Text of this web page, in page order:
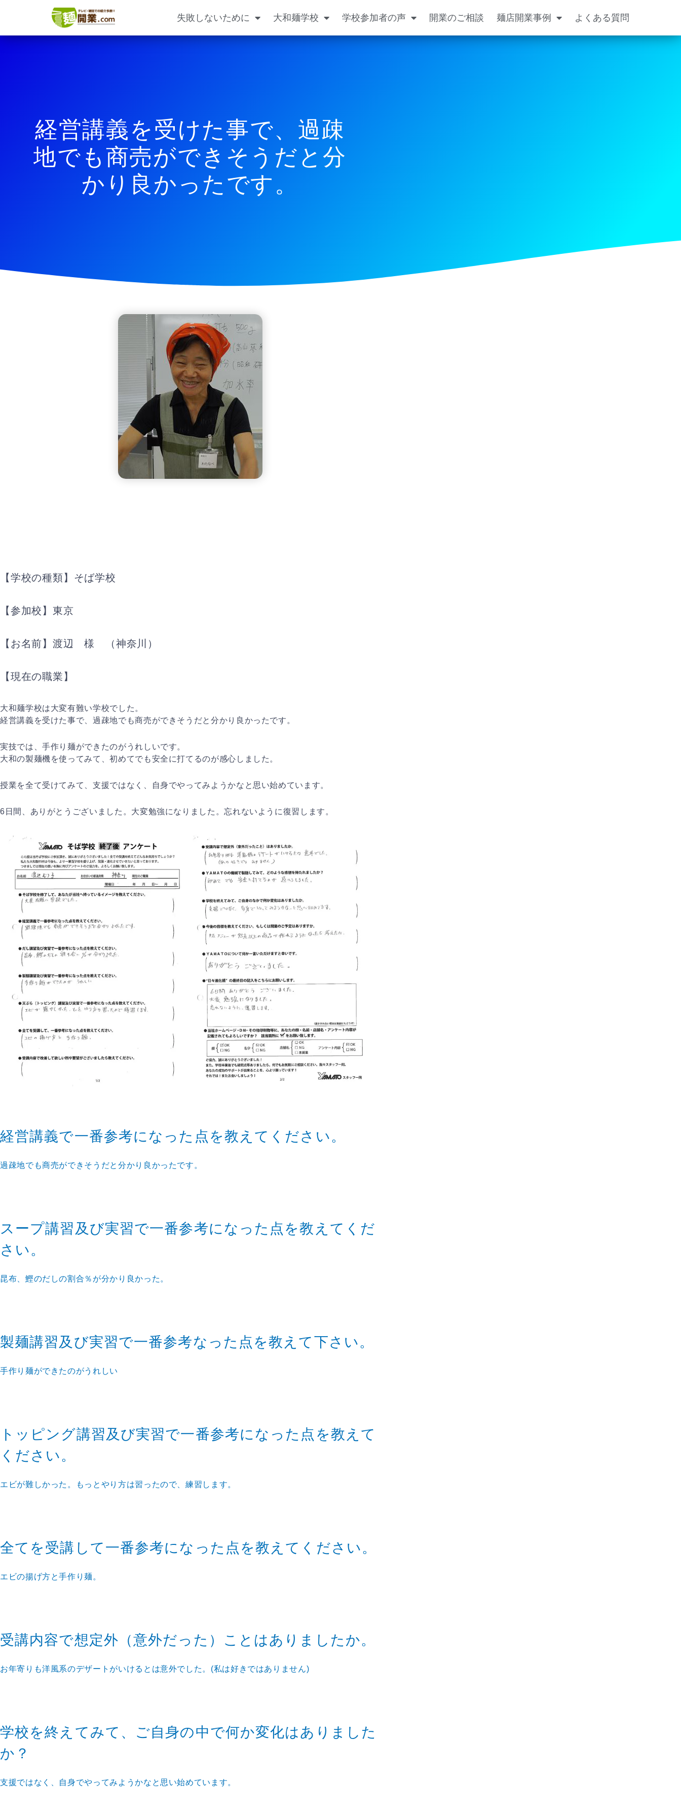
失敗しないために 大和麺学校 学校参加者の声 開業のご相談 麺店開業事例 よくある質問
経営講義を受けた事で、過疎
地でも商売ができそうだと分
かり良かったです。
【学校の種類】そば学校
【参加校】東京
【お名前】渡辺 様 （神奈川）
【現在の職業】
大和麺学校は大変有難い学校でした。
経営講義を受けた事で、過疎地でも商売ができそうだと分かり良かったです。
実技では、手作り麺ができたのがうれしいです。
大和の製麺機を使ってみて、初めてでも安全に打てるのが感心しました。
授業を全て受けてみて、支援ではなく、自身でやってみようかなと思い始めています。
6日間、ありがとうございました。大変勉強になりました。忘れないように復習します。
経営講義で一番参考になった点を教えてください。
過疎地でも商売ができそうだと分かり良かったです。
スープ講習及び実習で一番参考になった点を教えてくだ
さい。
昆布、鰹のだしの割合％が分かり良かった。
製麺講習及び実習で一番参考なった点を教えて下さい。
手作り麺ができたのがうれしい
トッピング講習及び実習で一番参考になった点を教えて
ください。
エビが難しかった。もっとやり方は習ったので、練習します。
全てを受講して一番参考になった点を教えてください。
エビの揚げ方と手作り麺。
受講内容で想定外（意外だった）ことはありましたか。
お年寄りも洋風系のデザートがいけるとは意外でした。(私は好きではありません)
学校を終えてみて、ご自身の中で何か変化はありました
か？
支援ではなく、自身でやってみようかなと思い始めています。